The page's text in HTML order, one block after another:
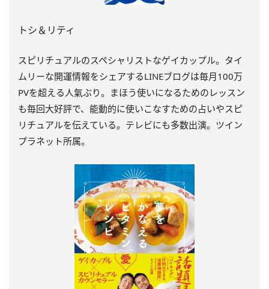
トシ＆リティ
スピリチュアルのスペシャリストなゲイカップル。タイ
ムリーな開運情報をシェアするLINEブログは毎月100万
PVを超える人氣ぶり。まほう使いになるためのレッスン
も毎回大好評で、能動的に使いこなすための占いやスピ
リチュアルを伝えている。テレビにも多数出演。ツイン
プラネット所属。